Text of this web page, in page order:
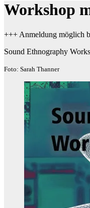
Workshop
+++ Anmeldung möglich
Sound Ethnography
Foto: Sarah Thanner